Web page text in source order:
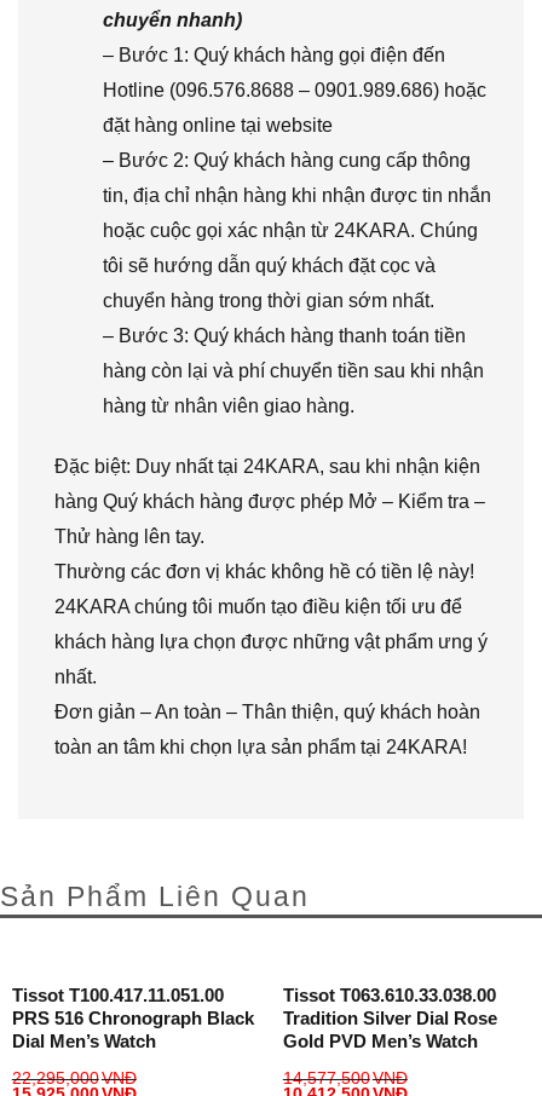
chuyển nhanh)
– Bước 1: Quý khách hàng gọi điện đến
Hotline (096.576.8688 – 0901.989.686) hoặc
đặt hàng online tại website
– Bước 2: Quý khách hàng cung cấp thông
tin, địa chỉ nhận hàng khi nhận được tin nhắn
hoặc cuộc gọi xác nhận từ 24KARA. Chúng
tôi sẽ hướng dẫn quý khách đặt cọc và
chuyển hàng trong thời gian sớm nhất.
– Bước 3: Quý khách hàng thanh toán tiền
hàng còn lại và phí chuyển tiền sau khi nhận
hàng từ nhân viên giao hàng.
Đặc biệt: Duy nhất tại 24KARA, sau khi nhận kiện
hàng Quý khách hàng được phép Mở – Kiểm tra –
Thử hàng lên tay.
Thường các đơn vị khác không hề có tiền lệ này!
24KARA chúng tôi muốn tạo điều kiện tối ưu để
khách hàng lựa chọn được những vật phẩm ưng ý
nhất.
Đơn giản – An toàn – Thân thiện, quý khách hoàn
toàn an tâm khi chọn lựa sản phẩm tại 24KARA!
Sản Phẩm Liên Quan
Tissot T100.417.11.051.00
PRS 516 Chronograph Black
Dial Men’s Watch
22,295,000VNĐ
Tissot T063.610.33.038.00
Tradition Silver Dial Rose
Gold PVD Men’s Watch
14,577,500VNĐ